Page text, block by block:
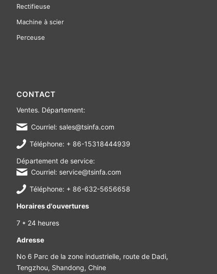
Rectifieuse
Machine à scier
Perceuse
CONTACT
Ventes. Département:
Courriel: sales@tsinfa.com
Téléphone: + 86-15318444939
Département de service:
Courriel: service@tsinfa.com
Téléphone: + 86-632-5656658
Horaires d'ouvertures
7 * 24 heures
Adresse
No 6 Parc de la zone industrielle, route de Dadi,
Tengzhou, Shandong, Chine